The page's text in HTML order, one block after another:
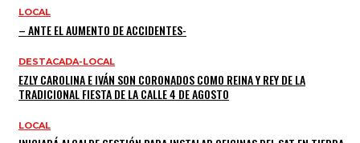
LOCAL
– ANTE EL AUMENTO DE ACCIDENTES-
DESTACADA-LOCAL
EZLY CAROLINA E IVÁN SON CORONADOS COMO REINA Y REY DE LA
TRADICIONAL FIESTA DE LA CALLE 4 DE AGOSTO
LOCAL